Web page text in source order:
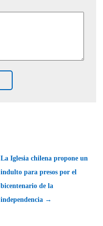
La Iglesia chilena propone un
indulto para presos por el
bicentenario de la
independencia →